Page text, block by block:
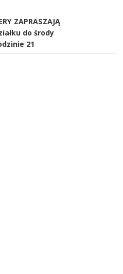
ZAPRASZAJĄ
do środy
21